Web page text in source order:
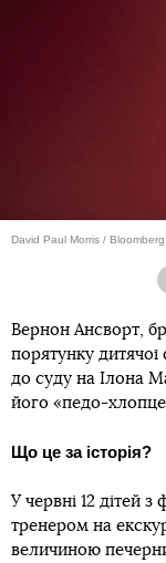
David Paul Morris /
Вернон Ансворт,
порятунку
до суду на Ілона
його «педо-
Що це за історія?
У червні 12 дітей
тренером на
величиною